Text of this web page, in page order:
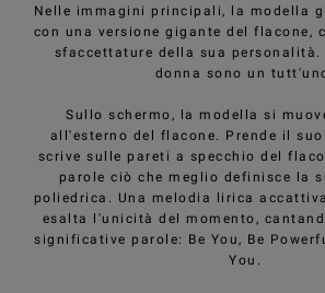
Nelle immagini principali, la modella
con una versione gigante del flacone,
sfaccettature della sua personalità.
donna sono un
Sullo schermo, la modella si
all'esterno del flacone. Prende il
scrive sulle pareti a specchio del
parole ciò che meglio definisce la
poliedrica. Una melodia lirica
esalta l'unicità del momento,
significative parole: Be You, Be
You.